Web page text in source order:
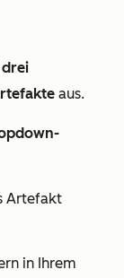
drei
aus.
Artefakt
in Ihrem